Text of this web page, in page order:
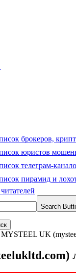
брокеров,
юристов
телеграм-
пирамид и
Search
MYSTEEL UK